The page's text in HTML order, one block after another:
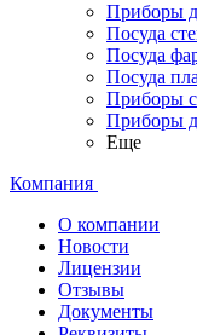
Приборы
Посуда
Посуда
Посуда
Приборы
Приборы
Еще
Компания
О компании
Новости
Лицензии
Отзывы
Документы